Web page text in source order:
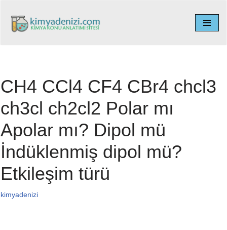
İçeriğe
CH4 CCl4 CF4 CBr4 chcl3
ch3cl ch2cl2 Polar mı
Apolar mı? Dipol mü
İndüklenmiş dipol mü?
Etkileşim türü
kimyadenizi